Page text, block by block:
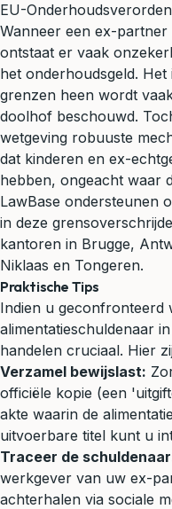
EU-
Wanneer een ex-
ontstaat er vaak
het onderhoudsgeld.
grenzen heen wordt
doolhof beschouwd.
wetgeving robuuste
dat kinderen en ex-
hebben, ongeacht waar
LawBase ondersteunen
in deze
kantoren in Brugge,
Niklaas en Tongeren.
Praktische Tips
Indien u geconfronteerd
alimentatieschuldenaar
handelen cruciaal. Hier
Verzamel bewijslast:
officiële kopie (een
akte waarin de
uitvoerbare titel kunt u
Traceer de
werkgever van uw ex-
achterhalen via sociale